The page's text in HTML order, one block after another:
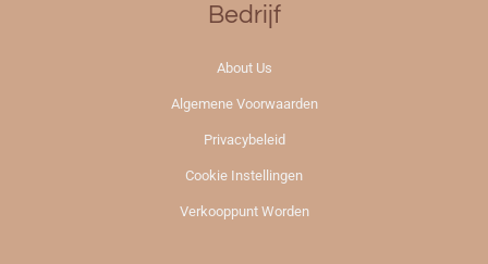
Bedrijf
About Us
Algemene Voorwaarden
Privacybeleid
Cookie Instellingen
Verkooppunt Worden